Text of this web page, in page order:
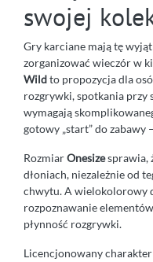
swojej
Gry karciane mają tę
zorganizować wieczór w
Wildto propozycja dla
rozgrywki, spotkania
wymagają
gotowy „start” do zabawy
RozmiarOnesizesprawia,
dłoniach, niezależnie od
chwytu. A wielokolorowy
rozpoznawanie
płynność rozgrywki.
Licencjonowany